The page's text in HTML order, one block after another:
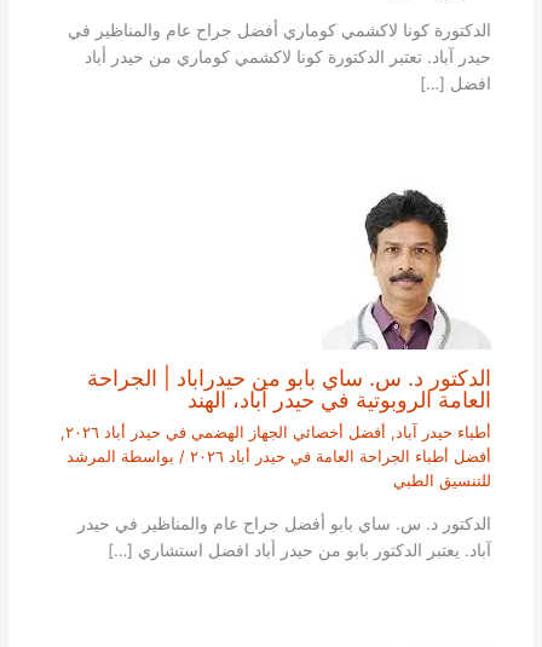
الدكتورة كونا لاكشمي كوماري أفضل جراح عام والمناظير في
حيدر آباد. تعتبر الدكتورة كونا لاكشمي كوماري من حيدر أباد
افضل […]
الدكتور د. س. ساي بابو من حيدراباد | الجراحة
العامة الروبوتية في حيدر آباد، الهند
أطباء حيدر آباد, أفضل أخصائي الجهاز الهضمي في حيدر أباد ٢٠٢٦
,
أفضل أطباء الجراحة العامة في حيدر أباد ٢٠٢٦
/ بواسطة المرشد
للتنسيق الطبي
الدكتور د. س. ساي بابو أفضل جراح عام والمناظير في حيدر
آباد. يعتبر الدكتور بابو من حيدر أباد افضل استشاري […]